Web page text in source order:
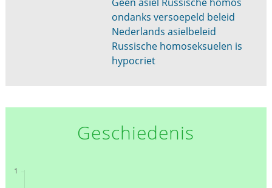
ondanks versoepeld beleid
Nederlands asielbeleid
Russische homoseksuelen is
hypocriet
Geschiedenis